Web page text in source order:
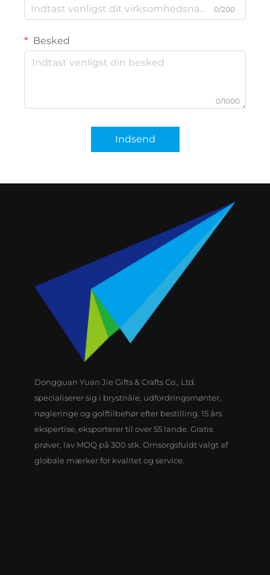
0/200
Besked
0/1000
Indsend
Dongguan Yuan Jie Gifts & Crafts Co., Ltd.
specialiserer sig i brystnåle, udfordringsmønter,
nøgleringe og golftilbehør efter bestilling. 15 års
ekspertise, eksporterer til over 55 lande. Gratis
prøver, lav MOQ på 300 stk. Omsorgsfuldt valgt af
globale mærker for kvalitet og service.